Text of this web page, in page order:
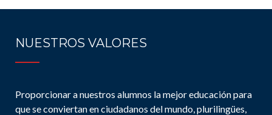
NUESTROS VALORES
Proporcionar a nuestros alumnos la mejor educación para
que se conviertan en ciudadanos del mundo, plurilingües,